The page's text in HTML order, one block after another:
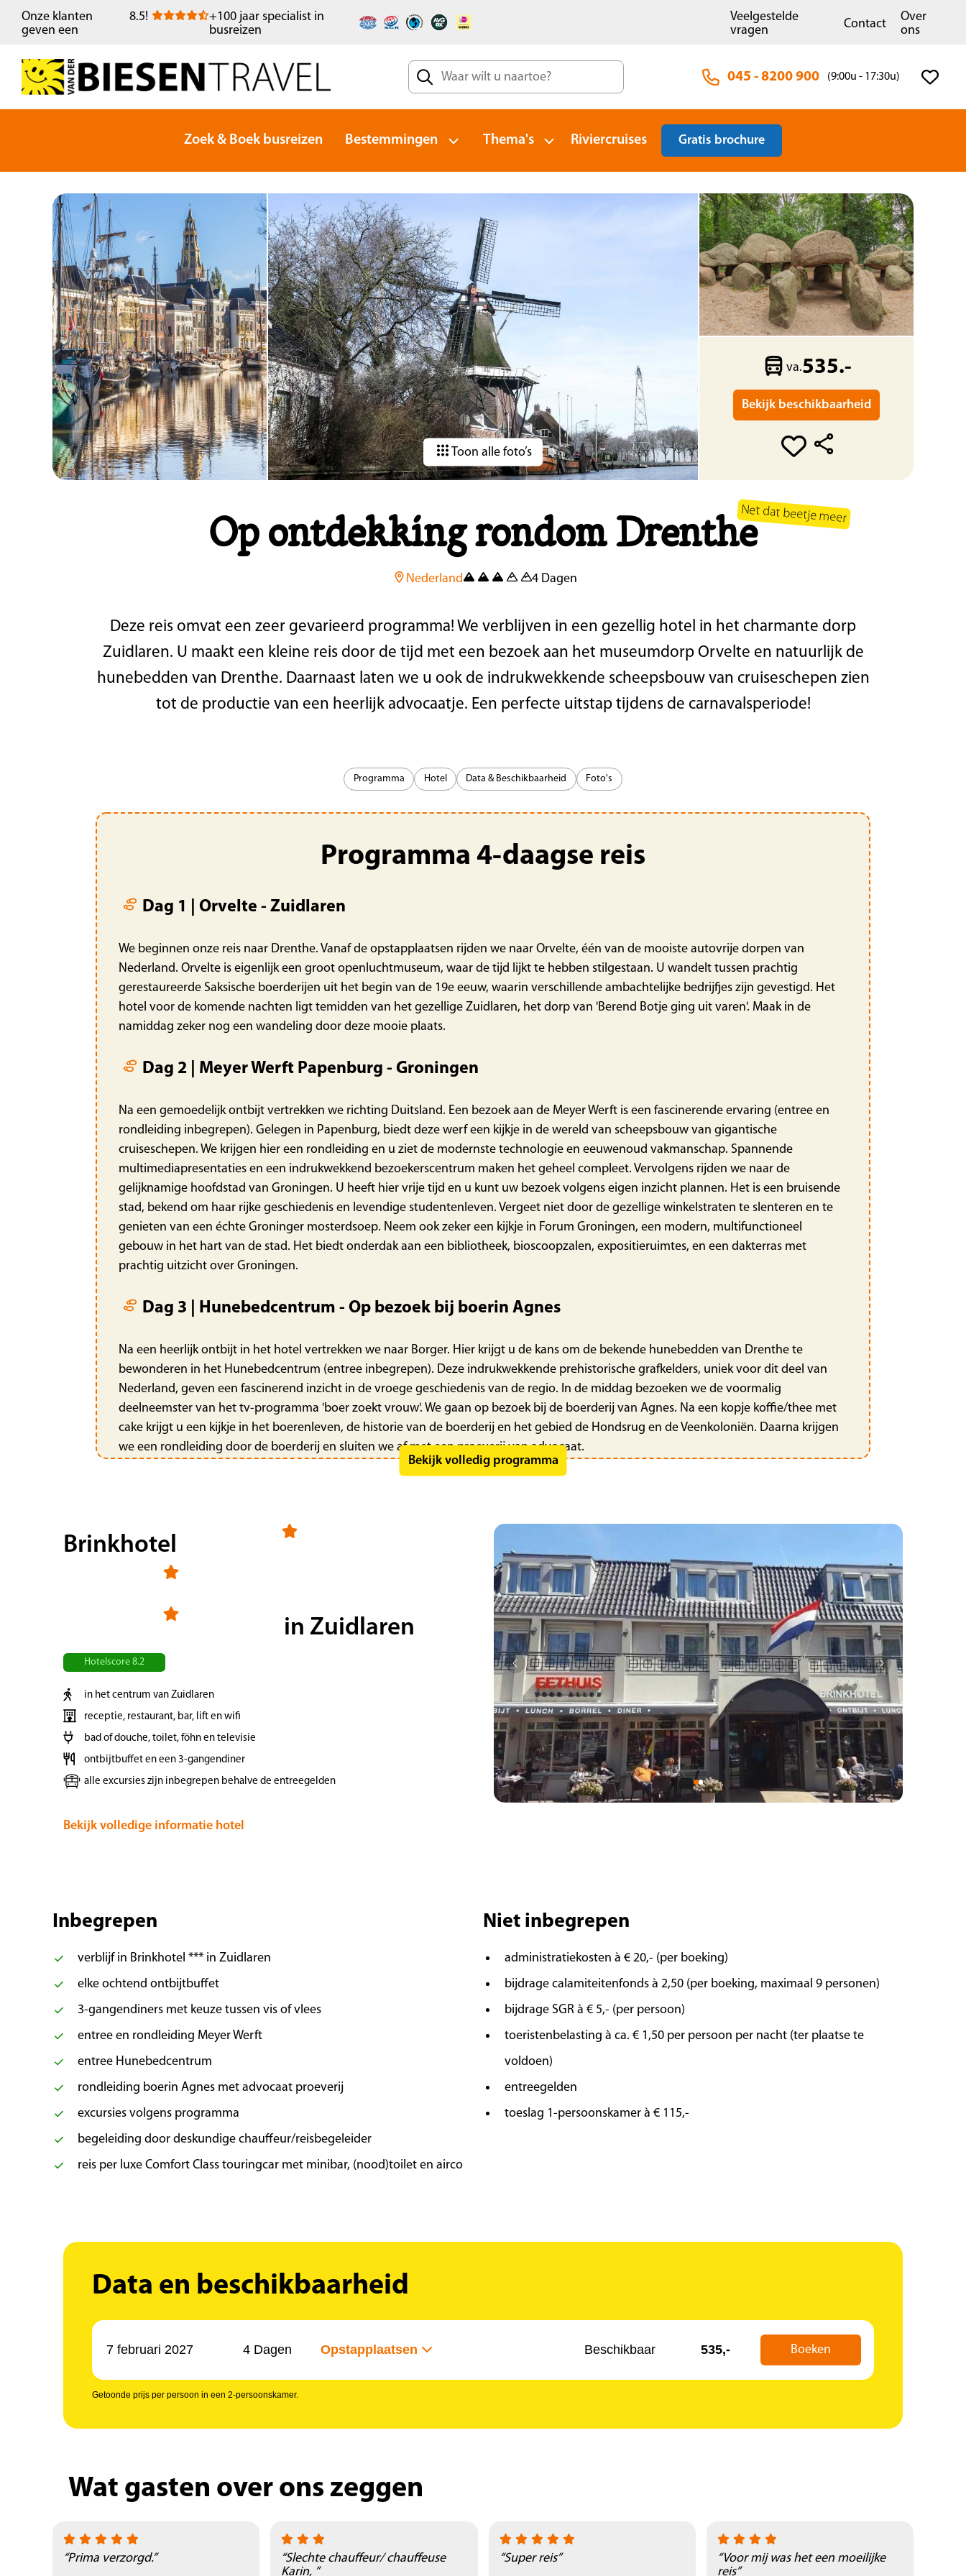
Onze klanten
geven een
8.5!
+100 jaar specialist in
busreizen
Veelgestelde
vragen
Contact
Over
ons
045 - 8200 900 (9:00u - 17:30u)
Zoek & Boek busreizen Bestemmingen Thema's Riviercruises Gratis brochure
va.535.-
Bekijk beschikbaarheid
Toon alle foto’s
Net dat beetje meer
Op ontdekking rondom Drenthe
Nederland 4 Dagen
Deze reis omvat een zeer gevarieerd programma! We verblijven in een gezellig hotel in het charmante dorp
Zuidlaren. U maakt een kleine reis door de tijd met een bezoek aan het museumdorp Orvelte en natuurlijk de
hunebedden van Drenthe. Daarnaast laten we u ook de indrukwekkende scheepsbouw van cruiseschepen zien
tot de productie van een heerlijk advocaatje. Een perfecte uitstap tijdens de carnavalsperiode!
Programma Hotel Data & Beschikbaarheid Foto's
Programma 4-daagse reis
Dag 1 | Orvelte - Zuidlaren
We beginnen onze reis naar Drenthe. Vanaf de opstapplaatsen rijden we naar Orvelte, één van de mooiste autovrije dorpen van
Nederland. Orvelte is eigenlijk een groot openluchtmuseum, waar de tijd lijkt te hebben stilgestaan. U wandelt tussen prachtig
gerestaureerde Saksische boerderijen uit het begin van de 19e eeuw, waarin verschillende ambachtelijke bedrijfjes zijn gevestigd. Het
hotel voor de komende nachten ligt temidden van het gezellige Zuidlaren, het dorp van 'Berend Botje ging uit varen'. Maak in de
namiddag zeker nog een wandeling door deze mooie plaats.
Dag 2 | Meyer Werft Papenburg - Groningen
Na een gemoedelijk ontbijt vertrekken we richting Duitsland. Een bezoek aan de Meyer Werft is een fascinerende ervaring (entree en
rondleiding inbegrepen). Gelegen in Papenburg, biedt deze werf een kijkje in de wereld van scheepsbouw van gigantische
cruiseschepen. We krijgen hier een rondleiding en u ziet de modernste technologie en eeuwenoud vakmanschap. Spannende
multimediapresentaties en een indrukwekkend bezoekerscentrum maken het geheel compleet. Vervolgens rijden we naar de
gelijknamige hoofdstad van Groningen. U heeft hier vrije tijd en u kunt uw bezoek volgens eigen inzicht plannen. Het is een bruisende
stad, bekend om haar rijke geschiedenis en levendige studentenleven. Vergeet niet door de gezellige winkelstraten te slenteren en te
genieten van een échte Groninger mosterdsoep. Neem ook zeker een kijkje in Forum Groningen, een modern, multifunctioneel
gebouw in het hart van de stad. Het biedt onderdak aan een bibliotheek, bioscoopzalen, expositieruimtes, en een dakterras met
prachtig uitzicht over Groningen.
Dag 3 | Hunebedcentrum - Op bezoek bij boerin Agnes
Na een heerlijk ontbijt in het hotel vertrekken we naar Borger. Hier krijgt u de kans om de bekende hunebedden van Drenthe te
bewonderen in het Hunebedcentrum (entree inbegrepen). Deze indrukwekkende prehistorische grafkelders, uniek voor dit deel van
Nederland, geven een fascinerend inzicht in de vroege geschiedenis van de regio. In de middag bezoeken we de voormalig
deelneemster van het tv-programma 'boer zoekt vrouw'. We gaan op bezoek bij de boerderij van Agnes. Na een kopje koffie/thee met
cake krijgt u een kijkje in het boerenleven, de historie van de boerderij en het gebied de Hondsrug en de Veenkoloniën. Daarna krijgen
we een rondleiding door de boerderij en sluiten we af met een proeverij van advocaat.
Na het ontbijt laden we de bagage in de touringcar en vertrekken we naar Luttelgeest voor een bezoek aan Pantropica, voorheen
bekend als de Orchideeënhoeve (entree exclusief, ca. € 20,50). In de geheel overdekte hoeve waant u zich in een tropisch natuurgebied,
het is absoluut een lust voor het oog. U vindt hier onder andere een prachtige orchideeëntuin, tropische vlindertuin, stokstaartjestuin
en de Lorituin met 60 prachtige papegaaien. Er zijn drie horecagelegenheden in het park waar u op eigen gelegenheid kunt lunchen. In
de namiddag rijden we weer terug naar de opstapplaatsen.
Bekijk volledig programma
Brinkhotel
in Zuidlaren
Hotelscore 8.2
in het centrum van Zuidlaren
receptie, restaurant, bar, lift en wifi
bad of douche, toilet, föhn en televisie
ontbijtbuffet en een 3-gangendiner
alle excursies zijn inbegrepen behalve de entreegelden
Bekijk volledige informatie hotel
Inbegrepen
verblijf in Brinkhotel *** in Zuidlaren
elke ochtend ontbijtbuffet
3-gangendiners met keuze tussen vis of vlees
entree en rondleiding Meyer Werft
entree Hunebedcentrum
rondleiding boerin Agnes met advocaat proeverij
excursies volgens programma
begeleiding door deskundige chauffeur/reisbegeleider
reis per luxe Comfort Class touringcar met minibar, (nood)toilet en airco
Niet inbegrepen
administratiekosten à € 20,- (per boeking)
bijdrage calamiteitenfonds à 2,50 (per boeking, maximaal 9 personen)
bijdrage SGR à € 5,- (per persoon)
toeristenbelasting à ca. € 1,50 per persoon per nacht (ter plaatse te
voldoen)
entreegelden
toeslag 1-persoonskamer à € 115,-
Data en beschikbaarheid
7 februari 2027 4 Dagen Opstapplaatsen Beschikbaar 535,- Boeken
Getoonde prijs per persoon in een 2-persoonskamer.
Wat gasten over ons zeggen
“Prima verzorgd.”
“Slechte chauffeur/ chauffeuse
Karin, ”
“Super reis”
“Voor mij was het een moeilijke
reis”